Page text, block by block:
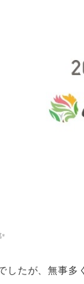
したが、無事